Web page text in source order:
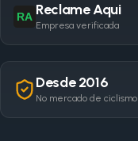
RA Reclame Aqui
Empresa verificada
Desde 2016
No mercado de ciclismo